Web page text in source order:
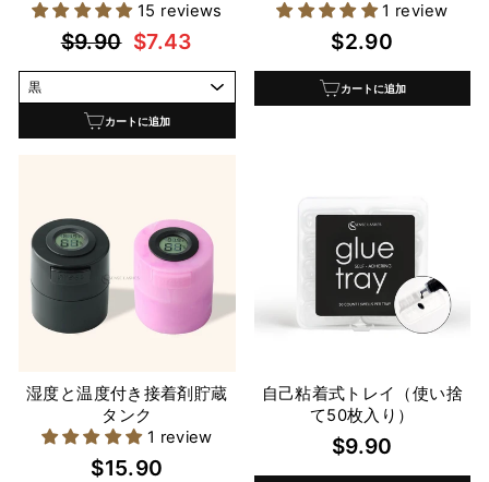
15 reviews
通
常
価
$9.90 セ
ー
ル
価
$7.43
カートに追加
1 review
$2.90
カートに追加
湿度と温度付き接着剤貯蔵
タンク
1 review
$15.90
自己粘着式トレイ（使い捨
て50枚入り）
$9.90